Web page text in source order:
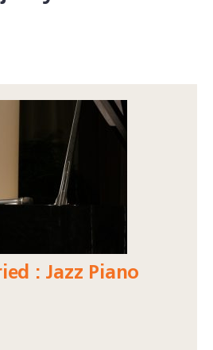
: Jazz Piano